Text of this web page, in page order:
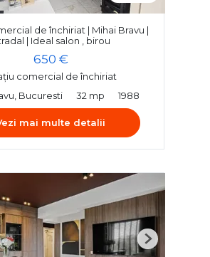
de închiriat | Mihai Bravu |
| Ideal salon , birou
650 €
comercial de închiriat
Bucuresti
32 mp 1988
mai multe detalii
Next